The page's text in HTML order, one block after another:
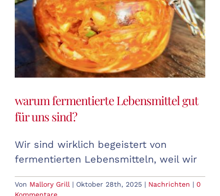
warum fermentierte Lebensmittel gut
für uns sind?
Wir sind wirklich begeistert von
fermentierten Lebensmitteln, weil wir
Von Mallory Grill | Oktober 28th, 2025 | Nachrichten | 0